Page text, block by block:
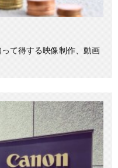
て得する映像制作、動画